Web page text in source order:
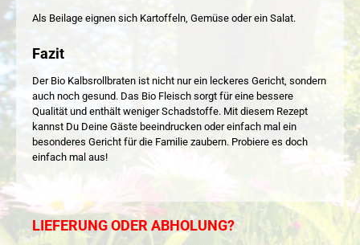
Als Beilage eignen sich Kartoffeln, Gemüse oder ein Salat.
Fazit
Der Bio Kalbsrollbraten ist nicht nur ein leckeres Gericht, sondern
auch noch gesund. Das Bio Fleisch sorgt für eine bessere
Qualität und enthält weniger Schadstoffe. Mit diesem Rezept
kannst Du Deine Gäste beeindrucken oder einfach mal ein
besonderes Gericht für die Familie zaubern. Probiere es doch
einfach mal aus!
LIEFERUNG ODER ABHOLUNG?